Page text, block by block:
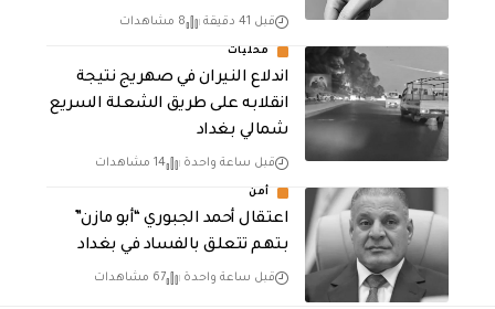
قبل 41 دقيقة 8 مشاهدات
محليات
اندلاع النيران في صهريج نتيجة
انقلابه على طريق الشعلة السريع
شمالي بغداد
قبل ساعة واحدة 14 مشاهدات
أمن
اعتقال أحمد الجبوري “أبو مازن”
بتهم تتعلق بالفساد في بغداد
قبل ساعة واحدة 67 مشاهدات